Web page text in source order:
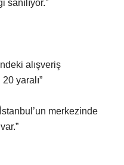
alışveriş
yaralı”
merkezinde